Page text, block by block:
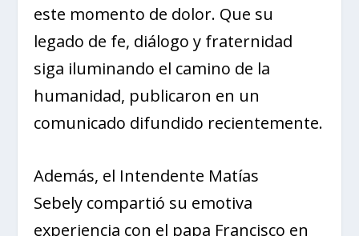
este momento de dolor. Que su
legado de fe, diálogo y fraternidad
siga iluminando el camino de la
humanidad, publicaron en un
comunicado difundido recientemente.
Además, el Intendente Matías
Sebely compartió su emotiva
experiencia con el papa Francisco en